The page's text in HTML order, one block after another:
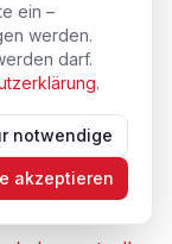
des
Sinne des
auf die
ein –
werden.
darf.
.
notwendige
akzeptieren